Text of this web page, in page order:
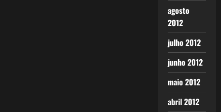
agosto
2012
julho 2012
junho 2012
maio 2012
abril 2012